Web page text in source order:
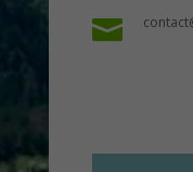
